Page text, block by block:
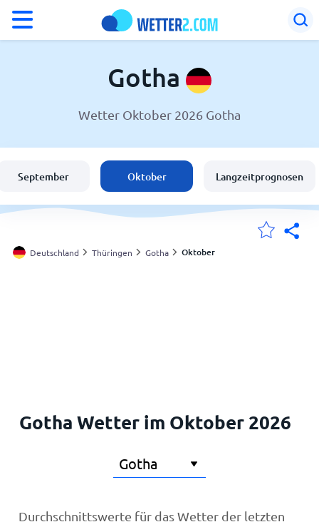
Wetter in Gotha
Schweiz
Österreich
Gotha
Wetter Oktober 2026 Gotha
September Oktober Langzeitprognosen
Deutschland Thüringen Gotha Oktober
Gotha Wetter im Oktober 2026
Durchschnittswerte für das Wetter der letzten